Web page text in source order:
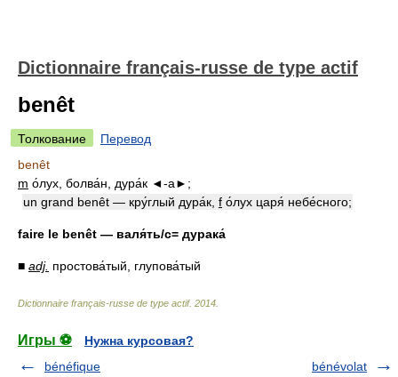
Dictionnaire français-russe de type actif
benêt
Толкование
Перевод
benêt
m о́лух, болва́н, дура́к ◄-а►;
un grand benêt — кру́глый дура́к, f о́лух царя́ небе́сного;
faire le benêt — валя́ть/с= дурака́
■ adj. простова́тый, глупова́тый
Dictionnaire français-russe de type actif. 2014
Игры ⚽
Нужна курсовая?
bénéfique
bénévolat